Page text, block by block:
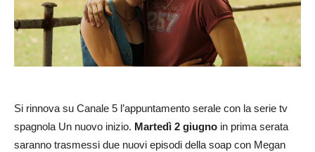
Si rinnova su Canale 5 l’appuntamento serale con la serie tv
spagnola Un nuovo inizio. Martedì 2 giugno in prima serata
saranno trasmessi due nuovi episodi della soap con Megan